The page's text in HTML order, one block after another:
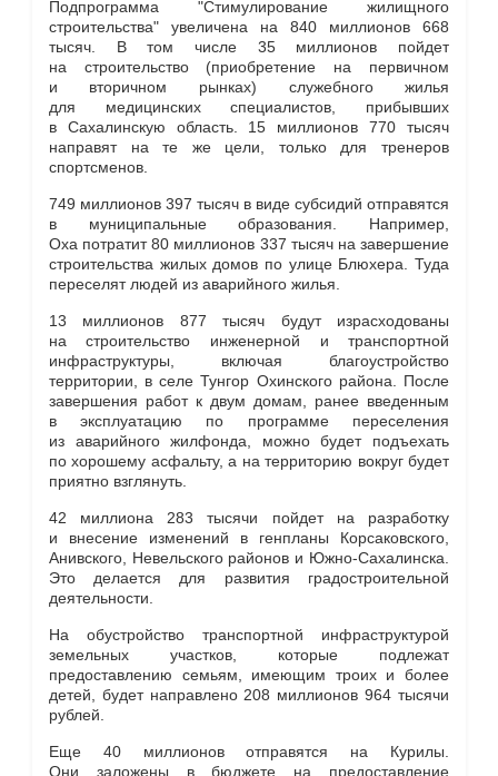
Подпрограмма "Стимулирование жилищного
строительства" увеличена на 840 миллионов 668
тысяч. В том числе 35 миллионов пойдет
на строительство (приобретение на первичном
и вторичном рынках) служебного жилья
для медицинских специалистов, прибывших
в Сахалинскую область. 15 миллионов 770 тысяч
направят на те же цели, только для тренеров
спортсменов.
749 миллионов 397 тысяч в виде субсидий отправятся
в муниципальные образования. Например,
Оха потратит 80 миллионов 337 тысяч на завершение
строительства жилых домов по улице Блюхера. Туда
переселят людей из аварийного жилья.
13 миллионов 877 тысяч будут израсходованы
на строительство инженерной и транспортной
инфраструктуры, включая благоустройство
территории, в селе Тунгор Охинского района. После
завершения работ к двум домам, ранее введенным
в эксплуатацию по программе переселения
из аварийного жилфонда, можно будет подъехать
по хорошему асфальту, а на территорию вокруг будет
приятно взглянуть.
42 миллиона 283 тысячи пойдет на разработку
и внесение изменений в генпланы Корсаковского,
Анивского, Невельского районов и Южно-Сахалинска.
Это делается для развития градостроительной
деятельности.
На обустройство транспортной инфраструктурой
земельных участков, которые подлежат
предоставлению семьям, имеющим троих и более
детей, будет направлено 208 миллионов 964 тысячи
рублей.
Еще 40 миллионов отправятся на Курилы.
Они заложены в бюджете на предоставление